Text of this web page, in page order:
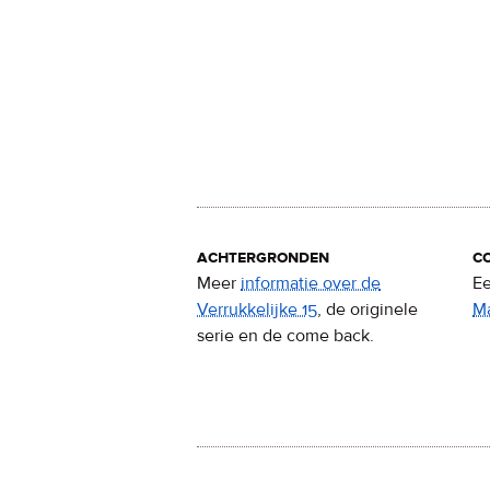
achtergronden
Meer informatie over de
Verrukkelijke 15, de originele
serie en de come back.